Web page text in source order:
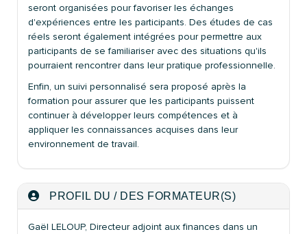
seront organisées pour favoriser les échanges
d'expériences entre les participants. Des études de cas
réels seront également intégrées pour permettre aux
participants de se familiariser avec des situations qu'ils
pourraient rencontrer dans leur pratique professionnelle.
Enfin, un suivi personnalisé sera proposé après la
formation pour assurer que les participants puissent
continuer à développer leurs compétences et à
appliquer les connaissances acquises dans leur
environnement de travail.
PROFIL DU / DES FORMATEUR(S)
Gaël LELOUP, Directeur adjoint aux finances dans un